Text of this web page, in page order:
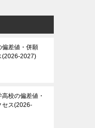
偏差値・併願
(2026-2027)
校の偏差値・
セス(2026-